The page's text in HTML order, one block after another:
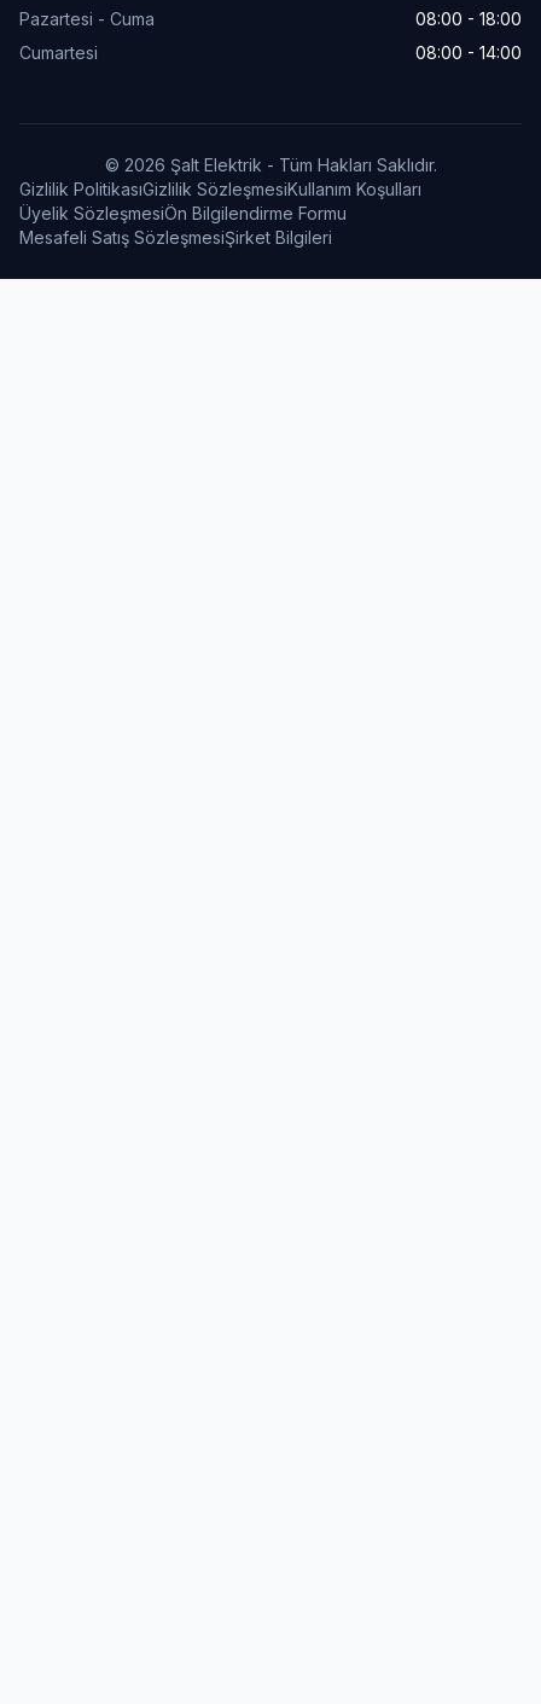
Pazartesi - Cuma
08:00 - 18:00
Cumartesi
08:00 - 14:00
© 2026 Şalt Elektrik - Tüm Hakları Saklıdır.
Gizlilik PolitikasıGizlilik SözleşmesiKullanım Koşulları
Üyelik SözleşmesiÖn Bilgilendirme Formu
Mesafeli Satış SözleşmesiŞirket Bilgileri